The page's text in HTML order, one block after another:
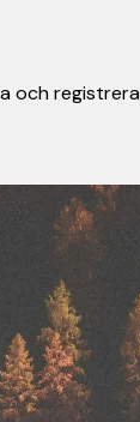
och registrera